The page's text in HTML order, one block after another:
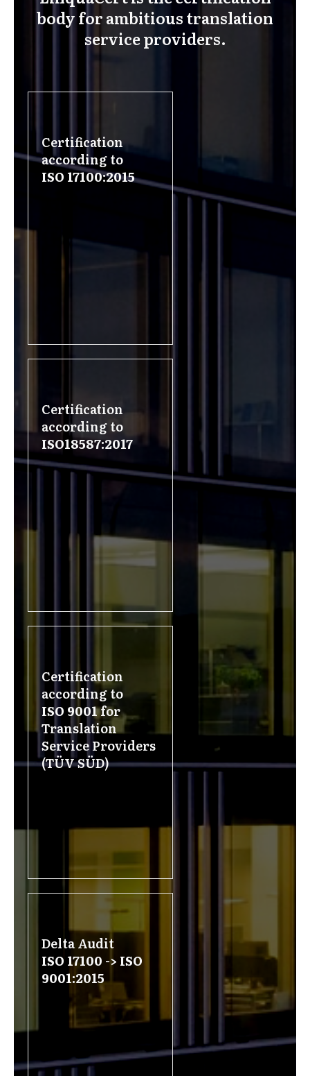
body for ambitious translation
service providers.
Certification
according to
ISO 17100:2015
Certification
according to
ISO18587:2017
Certification
according to
ISO 9001for
Translation
Service Providers
(TÜV SÜD)
Delta Audit
ISO 17100 -> ISO
9001:2015